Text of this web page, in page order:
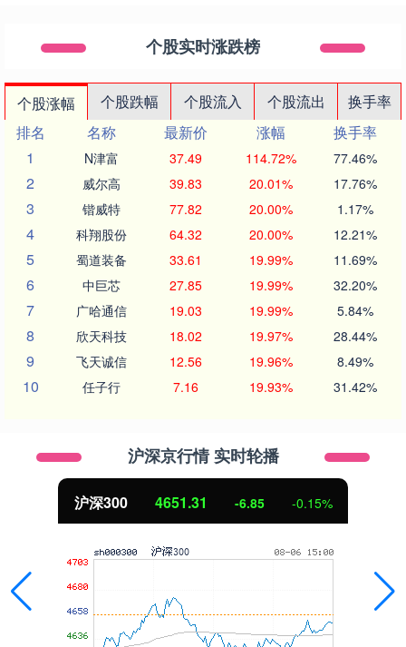
个股实时涨跌榜
个股涨幅 个股跌幅 个股流入 个股流出
换手率
排名
名称 最新价 涨幅
换手率
1
N津富 37.49 114.72% 77.46%
2 威尔高 39.83 20.01% 17.76%
3 锴威特 77.82 20.00% 1.17%
4 科翔股份 64.32 20.00% 12.21%
5 蜀道装备 33.61 19.99% 11.69%
6 中巨芯 27.85 19.99% 32.20%
7 广哈通信 19.03 19.99% 5.84%
8 欣天科技 18.02 19.97% 28.44%
9 飞天诚信 12.56 19.96% 8.49%
10 任子行 7.16 19.93% 31.42%
沪深京行情 实时轮播
沪深300 4651.31 -6.85 -0.15%